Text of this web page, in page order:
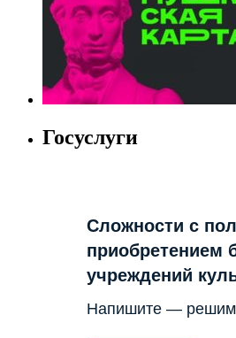
Госуслуги
Сложности с
приобретением
учреждений
Напишите —